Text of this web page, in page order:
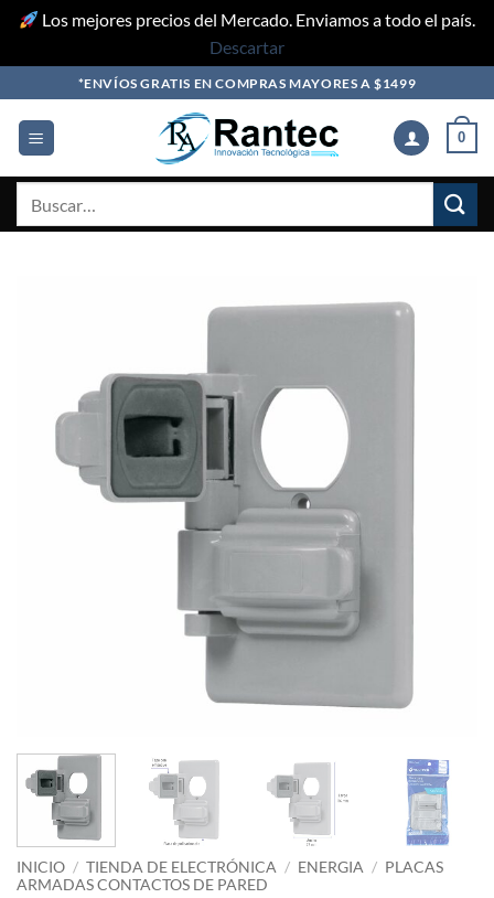
Los mejores precios del Mercado. Enviamos a todo el país.
Descartar
to
content
*ENVÍOS GRATIS EN COMPRAS MAYORES A $1499
0
INICIO / TIENDA DE ELECTRÓNICA / ENERGIA / PLACAS
ARMADAS CONTACTOS DE PARED